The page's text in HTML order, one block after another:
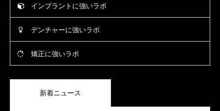
インプラントに強いラボ
デンチャーに強いラボ
矯正に強いラボ
新着ニュース